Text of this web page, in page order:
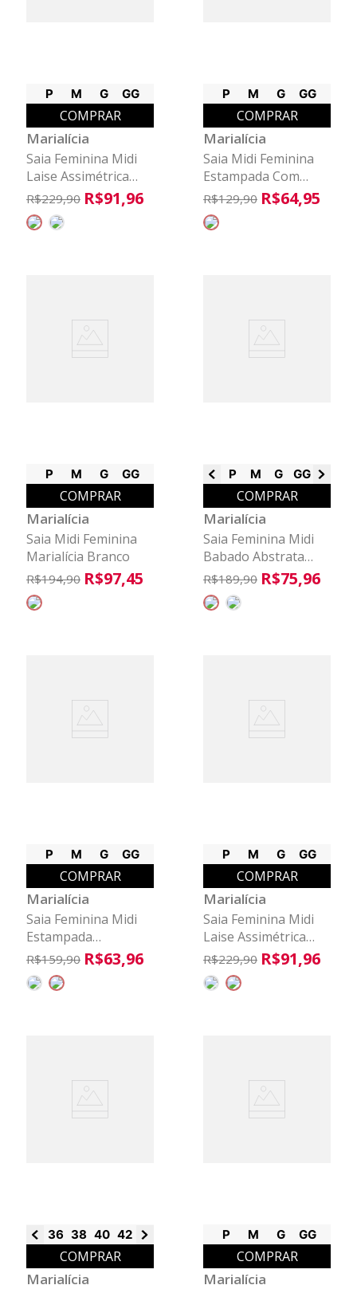
P M G GG
COMPRAR
Marialícia
Saia Feminina Midi
Laise Assimétrica
Marialícia Branco
R$229,90 R$91,96
P M G GG
COMPRAR
Marialícia
Saia Midi Feminina
Estampada Com
Babado Marialícia
Preto
R$129,90 R$64,95
P M G GG
COMPRAR
Marialícia
Saia Midi Feminina
Marialícia Branco
R$194,90 R$97,45
P M G GG G1
COMPRAR
Marialícia
Saia Feminina Midi
Babado Abstrata
Marialícia Rosa
R$189,90 R$75,96
P M G GG
COMPRAR
Marialícia
Saia Feminina Midi
Estampada
Amarração Marialícia
Preto
R$159,90 R$63,96
P M G GG
COMPRAR
Marialícia
Saia Feminina Midi
Laise Assimétrica
Marialícia Preto
R$229,90 R$91,96
36 38 40 42 44
COMPRAR
Marialícia
P M G GG
COMPRAR
Marialícia